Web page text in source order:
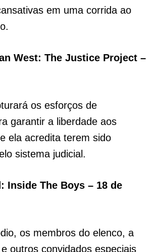
em uma corrida ao
West: The Justice Project –
os esforços de
garantir a liberdade aos
ela acredita terem sido
sistema judicial.
Inside The Boys – 18 de
os membros do elenco, a
outros convidados especiais